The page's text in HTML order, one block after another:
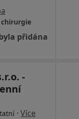
chirurgie
přidána
-
· Více